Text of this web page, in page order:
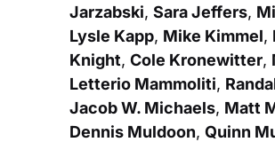
Jarzabski, Sara Jeffers,
Lysle Kapp, Mike Kimmel,
Knight, Cole Kronewitter,
Letterio Mammoliti,
Jacob W. Michaels, Matt
Dennis Muldoon, Quinn